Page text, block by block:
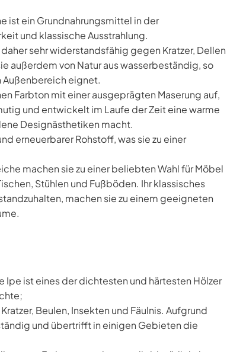
ist ein Grundnahrungsmittel in der
und klassische Ausstrahlung.
sehr widerstandsfähig gegen Kratzer, Dellen
außerdem von Natur aus wasserbeständig, so
Außenbereich eignet.
Farbton mit einer ausgeprägten Maserung auf,
und entwickelt im Laufe der Zeit eine warme
Designästhetiken macht.
erneuerbarer Rohstoff, was sie zu einer
machen sie zu einer beliebten Wahl für Möbel
Stühlen und Fußböden. Ihr klassisches
machen sie zu einem geeigneten
ist eines der dichtesten und härtesten Hölzer
Beulen, Insekten und Fäulnis. Aufgrund
und übertrifft in einigen Gebieten die